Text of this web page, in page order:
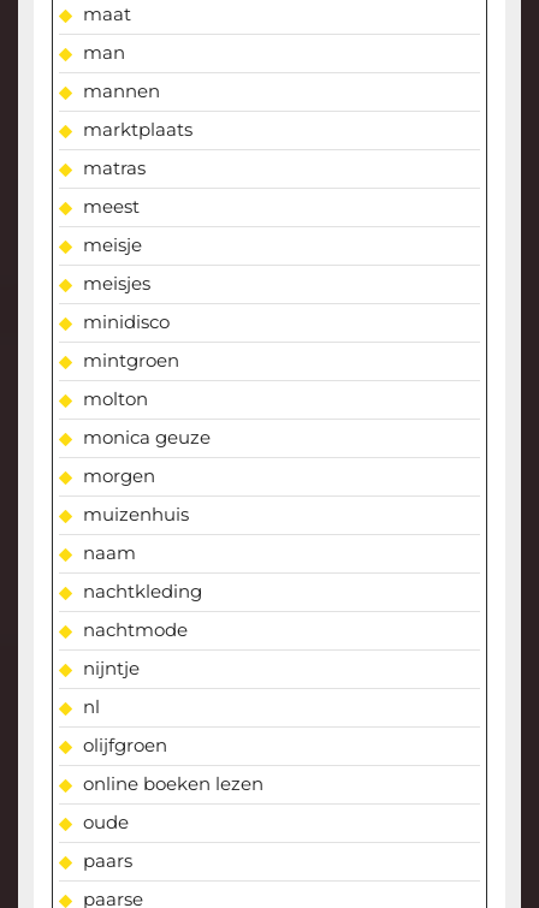
maat
man
mannen
marktplaats
matras
meest
meisje
meisjes
minidisco
mintgroen
molton
monica geuze
morgen
muizenhuis
naam
nachtkleding
nachtmode
nijntje
nl
olijfgroen
online boeken lezen
oude
paars
paarse